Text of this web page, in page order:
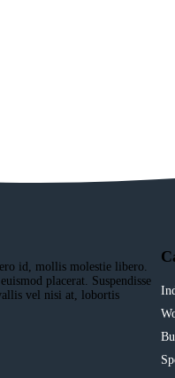
id, mollis molestie libero.
placerat. Suspendisse
vel nisi at, lobortis